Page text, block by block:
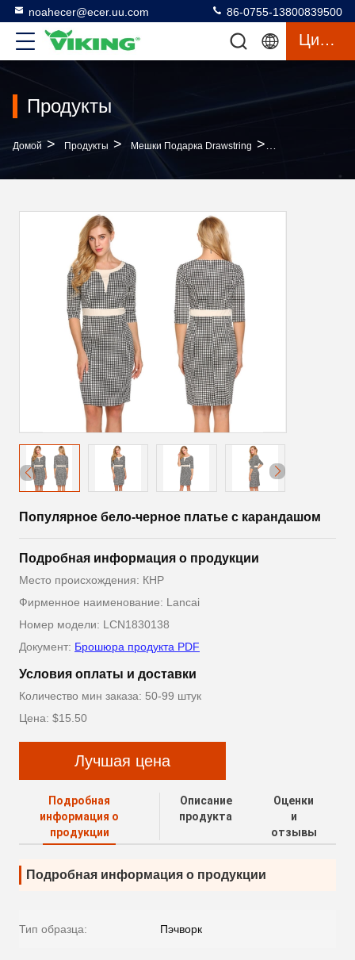
noahecer@ecer.uu.com 86-0755-13800839500
Цитата
Продукты
Домой > Продукты > Мешки Подарка Drawstring >
Популярное бело-черное платье с карандашом
Подробная информация о продукции
Место происхождения: КНР
Фирменное наименование: Lancai
Номер модели: LCN1830138
Документ: Брошюра продукта PDF
Условия оплаты и доставки
Количество мин заказа: 50-99 штук
Цена: $15.50
Лучшая цена
Подробная
информация о
продукции
Описание
продукта
Оценки
и
отзывы
Подробная информация о продукции
Тип образца: Пэчворк